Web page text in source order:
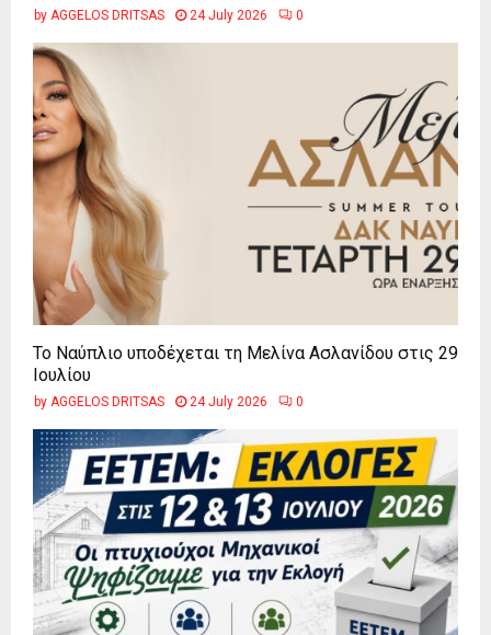
by AGGELOS DRITSAS 24 July 2026 0
Το Ναύπλιο υποδέχεται τη Μελίνα Ασλανίδου στις 29
Ιουλίου
by AGGELOS DRITSAS 24 July 2026 0